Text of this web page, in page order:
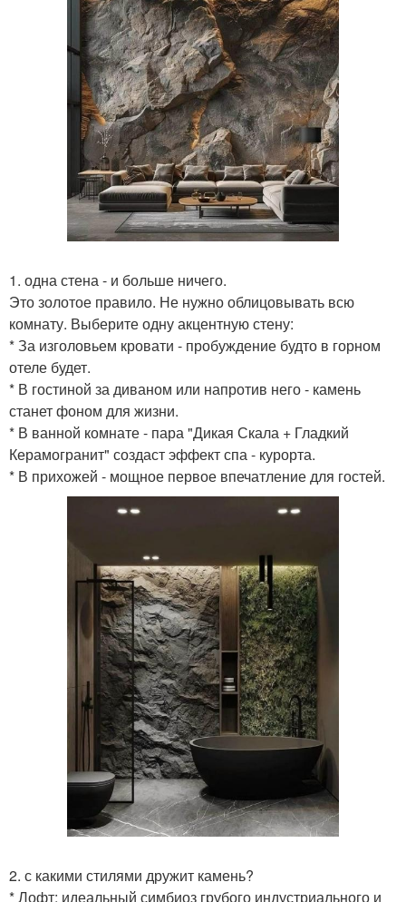
1. одна стена - и больше ничего.
Это золотое правило. Не нужно облицовывать всю
комнату. Выберите одну акцентную стену:
* За изголовьем кровати - пробуждение будто в горном
отеле будет.
* В гостиной за диваном или напротив него - камень
станет фоном для жизни.
* В ванной комнате - пара "Дикая Скала + Гладкий
Керамогранит" создаст эффект спа - курорта.
* В прихожей - мощное первое впечатление для гостей.
2. с какими стилями дружит камень?
* Лофт: идеальный симбиоз грубого индустриального и